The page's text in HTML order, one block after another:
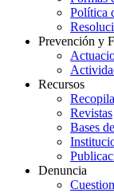
Política
Prevención y
Recursos
Revistas
Bases
Denuncia